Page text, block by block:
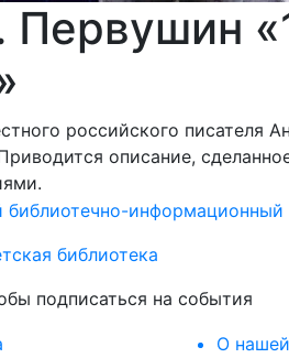
Первушин
российского писателя
описание,
библиотечно-информационный
библиотека
подписаться на события
О